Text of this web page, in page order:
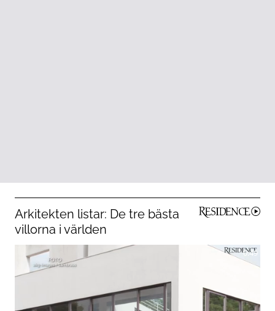
Arkitekten listar: De tre bästa
villorna i världen
0:49